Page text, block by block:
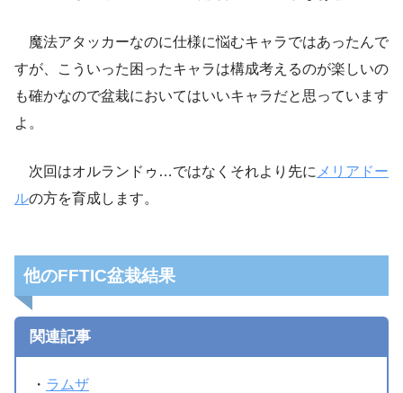
魔法アタッカーなのに仕様に悩むキャラではあったんで
すが、こういった困ったキャラは構成考えるのが楽しいの
も確かなので盆栽においてはいいキャラだと思っています
よ。
次回はオルランドゥ…ではなくそれより先に メリアドー
ルの方を育成します。
他のFFTIC盆栽結果
関連記事
・ ラムザ